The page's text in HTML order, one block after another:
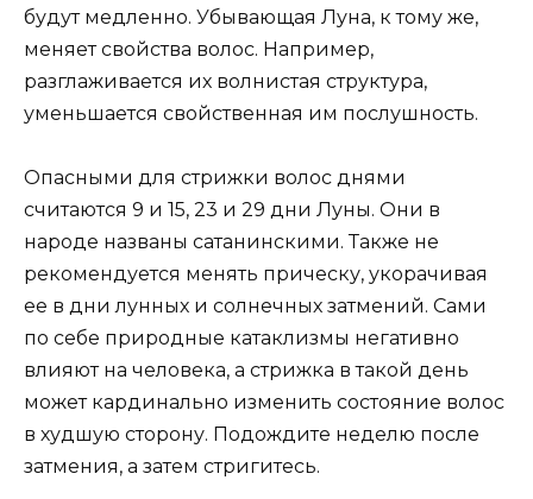
будут медленно. Убывающая Луна, к тому же,
меняет свойства волос. Например,
разглаживается их волнистая структура,
уменьшается свойственная им послушность.
Опасными для стрижки волос днями
считаются 9 и 15, 23 и 29 дни Луны. Они в
народе названы сатанинскими. Также не
рекомендуется менять прическу, укорачивая
ее в дни лунных и солнечных затмений. Сами
по себе природные катаклизмы негативно
влияют на человека, а стрижка в такой день
может кардинально изменить состояние волос
в худшую сторону. Подождите неделю после
затмения, а затем стригитесь.